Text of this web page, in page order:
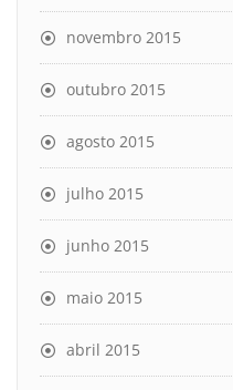
novembro 2015
outubro 2015
agosto 2015
julho 2015
junho 2015
maio 2015
abril 2015